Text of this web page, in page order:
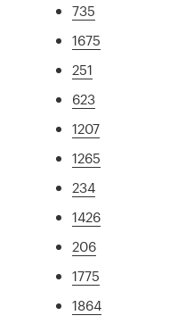
735
1675
251
623
1207
1265
234
1426
206
1775
1864